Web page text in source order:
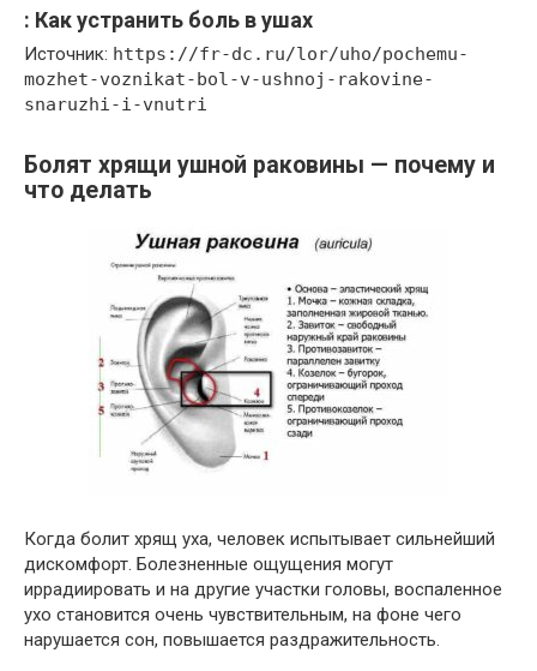
: Как устранить боль в ушах
Источник: https://fr-dc.ru/lor/uho/pochemu-
mozhet-voznikat-bol-v-ushnoj-rakovine-
snaruzhi-i-vnutri
Болят хрящи ушной раковины — почему и
что делать
Когда болит хрящ уха, человек испытывает сильнейший
дискомфорт. Болезненные ощущения могут
иррадиировать и на другие участки головы, воспаленное
ухо становится очень чувствительным, на фоне чего
нарушается сон, повышается раздражительность.